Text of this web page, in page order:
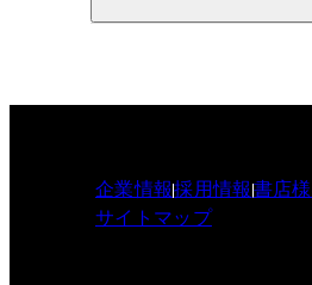
企業情報採用情報書店
サイトマップ